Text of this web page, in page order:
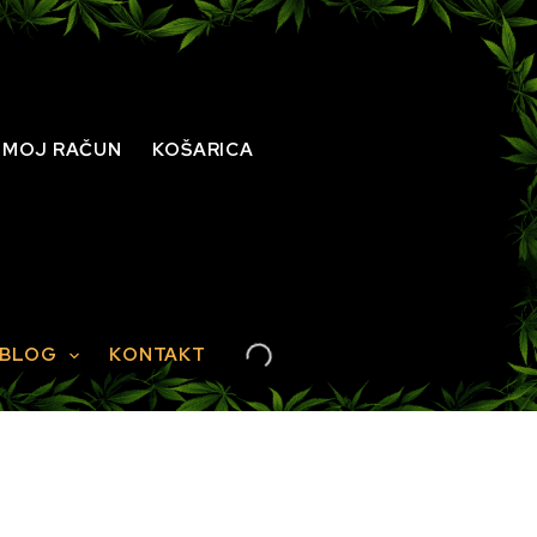
MOJ RAČUN KOŠARICA
BLOG KONTAKT